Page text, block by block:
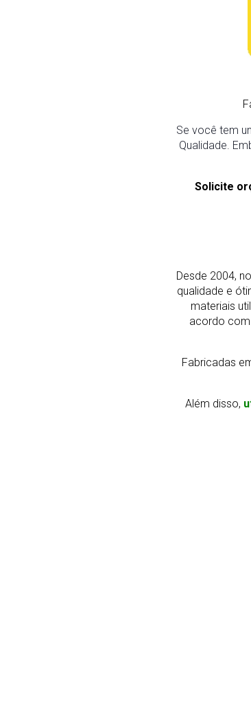
Se você tem
Qualidade.
Solicite
Desde 2004,
qualidade e
materiais
acordo com
Fabricadas
Além disso,